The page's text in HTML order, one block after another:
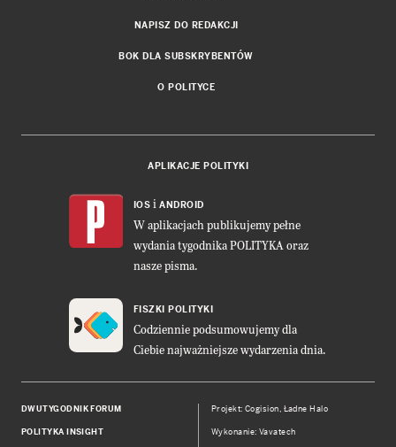
NAPISZ DO REDAKCJI
BOK DLA SUBSKRYBENTÓW
O POLITYCE
APLIKACJE POLITYKI
IOS i ANDROID
W aplikacjach publikujemy pełne
wydania tygodnika POLITYKA oraz
nasze pisma.
FISZKI POLITYKI
Codziennie podsumowujemy dla
Ciebie najważniejsze wydarzenia dnia.
DWUTYGODNIK FORUM
POLITYKA INSIGHT
Projekt:Cogision, Ładne Halo
Wykonanie: Vavatech